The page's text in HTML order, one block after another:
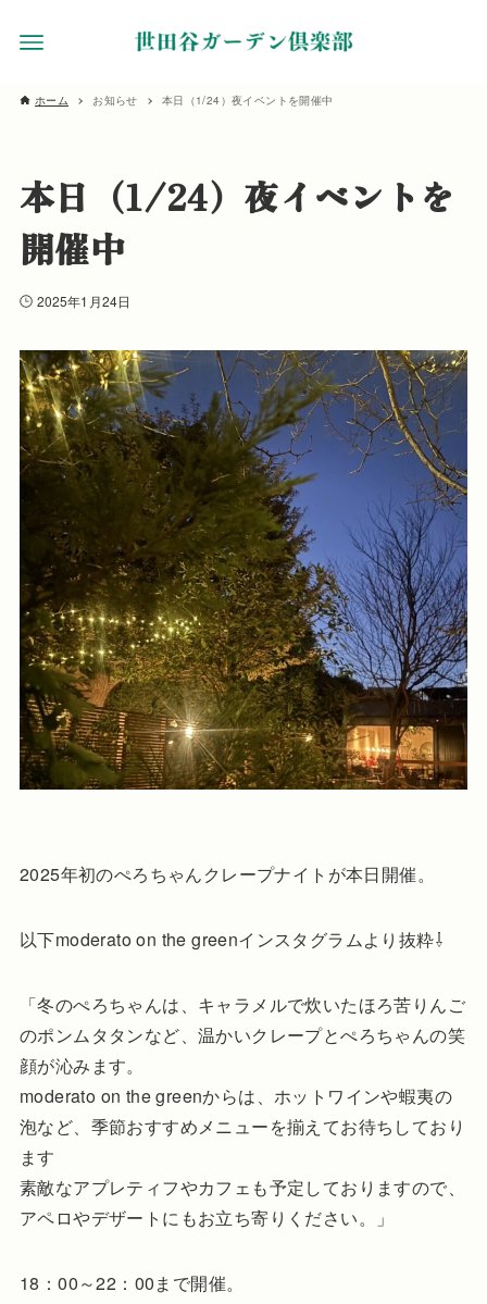
ホーム お知らせ 本日（1/24）夜イベントを開催中
本日（1/24）夜イベントを
開催中
2025年1月24日
2025年初のぺろちゃんクレープナイトが本日開催。
以下moderato on the greenインスタグラムより抜粋⇩
「冬のぺろちゃんは、キャラメルで炊いたほろ苦りんご
のポンムタタンなど、温かいクレープとぺろちゃんの笑
顔が沁みます。
moderato on the greenからは、ホットワインや蝦夷の
泡など、季節おすすめメニューを揃えてお待ちしており
ます
素敵なアプレティフやカフェも予定しておりますので、
アペロやデザートにもお立ち寄りください。」
18：00～22：00まで開催。